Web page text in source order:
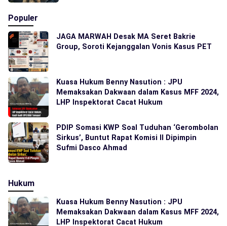
Populer
JAGA MARWAH Desak MA Seret Bakrie
Group, Soroti Kejanggalan Vonis Kasus PET
Kuasa Hukum Benny Nasution : JPU
Memaksakan Dakwaan dalam Kasus MFF 2024,
LHP Inspektorat Cacat Hukum
PDIP Somasi KWP Soal Tuduhan ‘Gerombolan
Sirkus’, Buntut Rapat Komisi II Dipimpin
Sufmi Dasco Ahmad
Hukum
Kuasa Hukum Benny Nasution : JPU
Memaksakan Dakwaan dalam Kasus MFF 2024,
LHP Inspektorat Cacat Hukum